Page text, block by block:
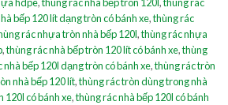
bếp 120 lít dạng tròn có bánh xe,thùng rác
rác nhựa tròn nhà bếp 120l,thùng rác nhựa
,thùng rác nhà bếp tròn 120 lít có bánh xe,thùng
nhà bếp 120l dạng tròn có bánh xe,thùng rác tròn
nhà bếp 120 lít,thùng rác tròn dùng trong nhà
120l có bánh xe,thùng rác nhà bếp 120l có bánh